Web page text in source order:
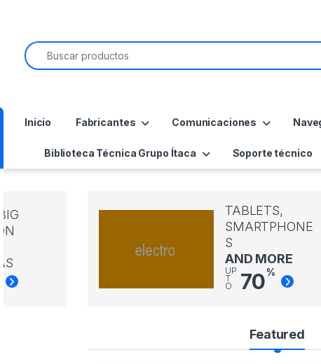
Inicio Fabricantes Comunicaciones
Biblioteca Técnica Grupo Ítaca Soporte técnico
ON
TABLETS,
SMARTPHONE
S
AND MORE
UP
T
O 70%
Featured